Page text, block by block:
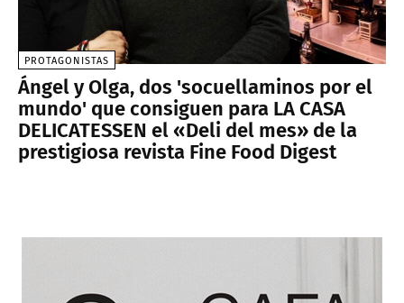
PROTAGONISTAS
Ángel y Olga, dos 'socuellaminos por el
mundo' que consiguen para LA CASA
DELICATESSEN el «Deli del mes» de la
prestigiosa revista Fine Food Digest